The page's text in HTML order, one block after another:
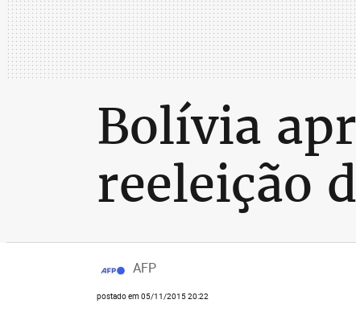
Bolívia
reeleição
AFP
postado em 05/11/2015 20:22